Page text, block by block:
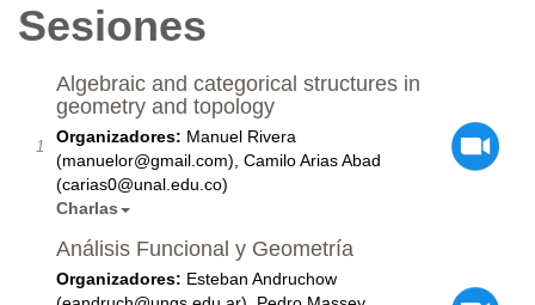
Sesiones
1
Algebraic and categorical structures in
geometry and topology
Organizadores: Manuel Rivera
(manuelor@gmail.com), Camilo Arias Abad
(carias0@unal.edu.co)
Charlas
Análisis Funcional y Geometría
Organizadores: Esteban Andruchow